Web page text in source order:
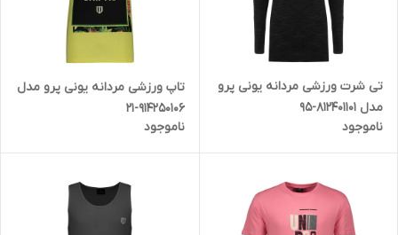
تی شرت ورزشی مردانه یونی پرو
مدل 812401101-95
ناموجود
تاپ ورزشی مردانه یونی پرو مدل
914250106-21
ناموجود